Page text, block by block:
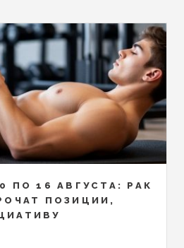
ПО 16 АВГУСТА: РАК
ПОЗИЦИИ,